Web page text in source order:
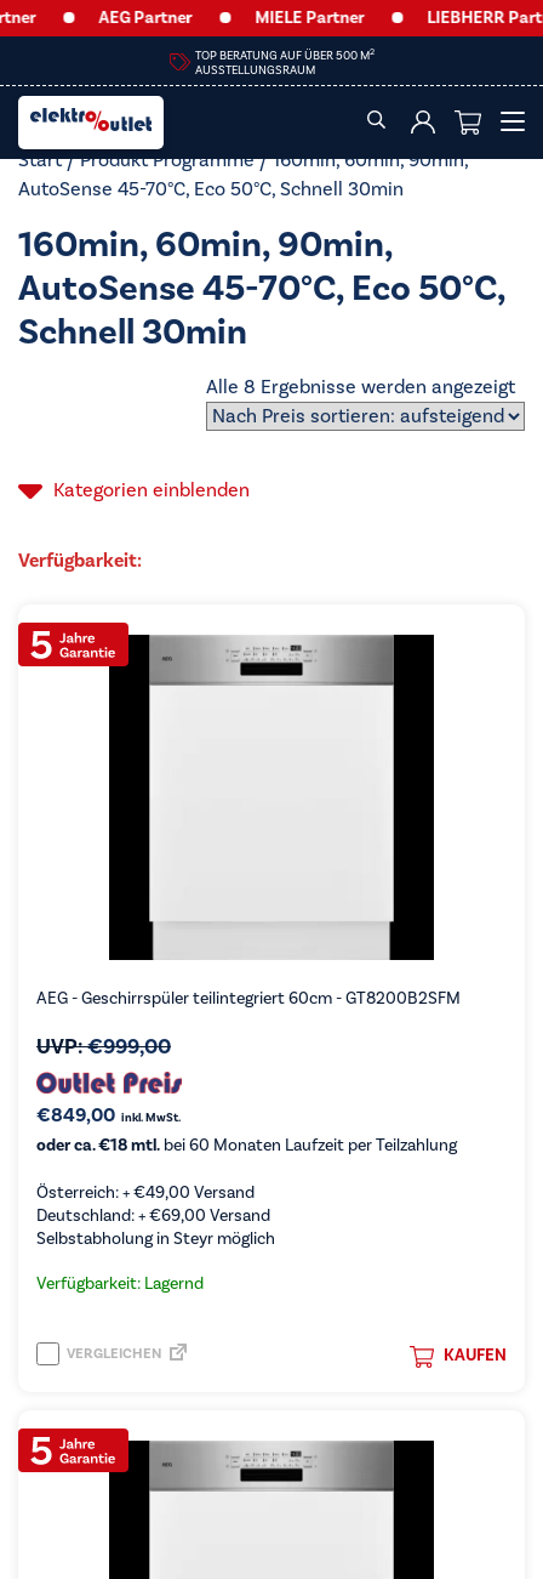
AEG Partner MIELE Partner LIEBHERR Partner
TOP BERATUNG AUF ÜBER 500 M2
Start/ Produkt Programme / 160min, 60min, 90min,
AutoSense 45-70°C, Eco 50°C, Schnell 30min
160min, 60min, 90min,
AutoSense 45-70°C, Eco 50°C,
Schnell 30min
Alle 8 Ergebnisse werden angezeigt
Kategorien einblenden
Verfügbarkeit:
AEG - Geschirrspüler teilintegriert 60cm - GT8200B2SFM
UVP:€999,00
€849,00 inkl. MwSt.
oder ca. €18 mtl. bei 60 Monaten Laufzeit per Teilzahlung
Österreich: +€49,00 Versand
Deutschland: +€69,00 Versand
Selbstabholung in Steyr möglich
Verfügbarkeit: Lagernd
KAUFEN
VERGLEICHEN